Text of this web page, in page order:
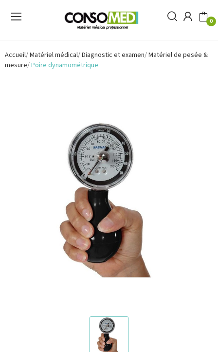
0
Accueil Matériel médical Diagnostic et examen Matériel de pesée &
mesure Poire dynamométrique